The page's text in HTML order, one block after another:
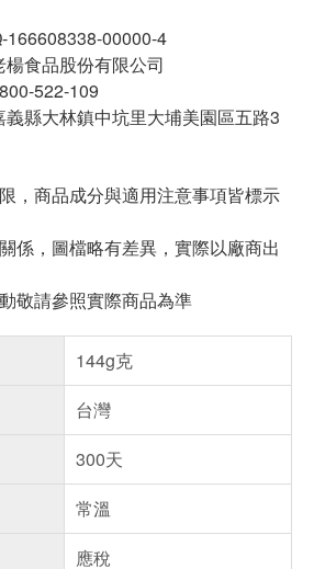
166608338-00000-4
食品股份有限公司
522-109
縣大林鎮中坑里大埔美園區五路3
，商品成分與適用注意事項皆標示
係，圖檔略有差異，實際以廠商出
敬請參照實際商品為準
144g克
台灣
300天
常溫
應稅